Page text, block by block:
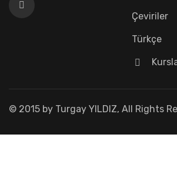
Çeviriler
Türkçe
© 2015 by Turgay YILDIZ, All Rights